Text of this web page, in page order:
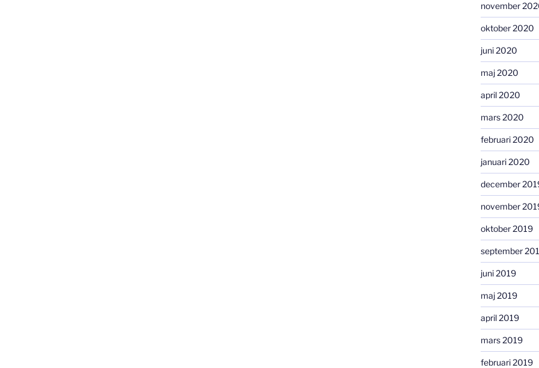
november
oktober 2020
juni 2020
maj 2020
april 2020
mars 2020
februari 2020
januari 2020
december
november
oktober 2019
september
juni 2019
maj 2019
april 2019
mars 2019
februari 2019